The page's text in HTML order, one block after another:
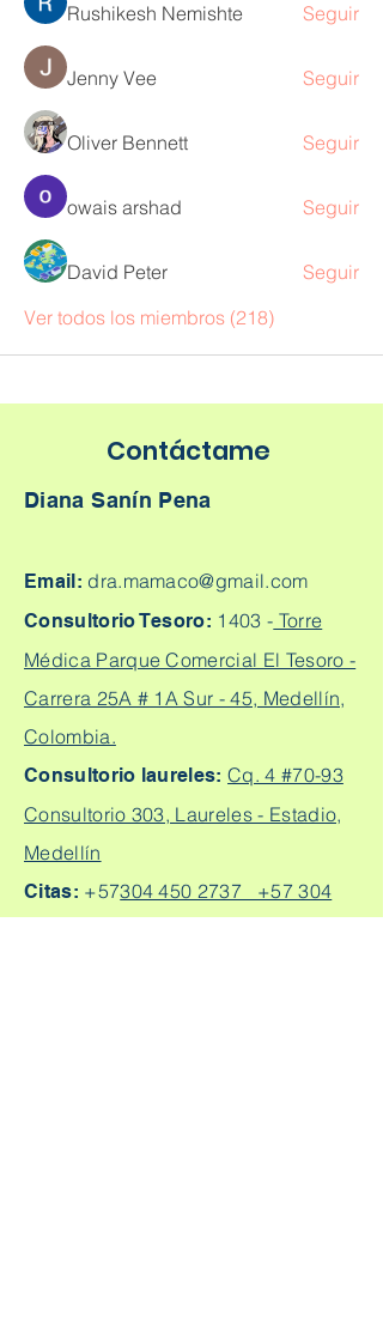
Rushikesh Nemishte Seguir
Jenny Vee Seguir
Oliver Bennett Seguir
owais arshad Seguir
David Peter
Seguir
Ver todos los miembros (218)
Contáctame
Diana Sanín Pena
Email: dra.mamaco@gmail.com
Consultorio Tesoro: 1403 - Torre
Médica Parque Comercial El Tesoro -
Carrera 25A # 1A Sur - 45, Medellín,
Colombia.
Consultorio laureles:Cq. 4 #70-93
Consultorio 303, Laureles - Estadio,
Medellín
Citas: +57304 450 2737 +57 304